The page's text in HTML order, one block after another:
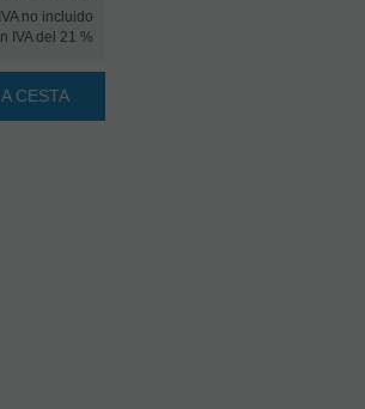
IVA no incluido
IVA del 21 %
CESTA